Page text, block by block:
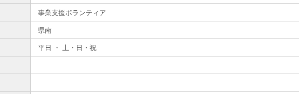
事業支援ボランティア
県南
平日 ・ 土・日・祝